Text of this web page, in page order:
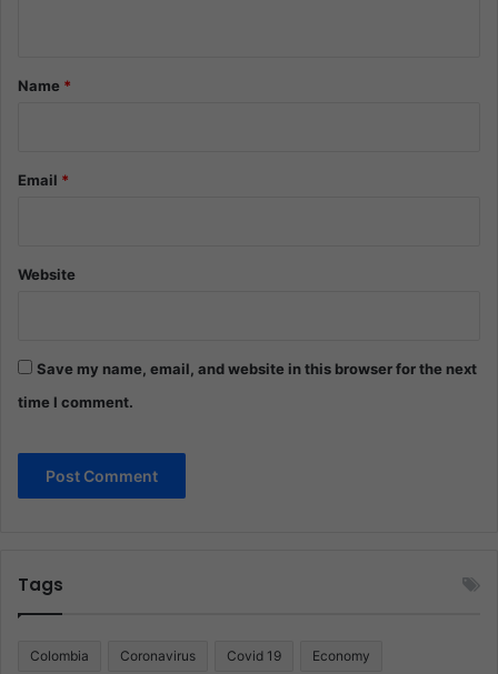
*Name *
Email *
Website
Save my name, email, and website in this browser for the next
time I comment.
Tags
Colombia Coronavirus Covid 19 Economy